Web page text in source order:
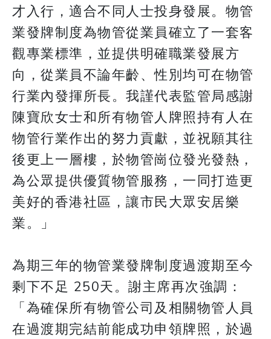
才入行，適合不同人士投身發展。物管
業發牌制度為物管從業員確立了一套客
觀專業標準，並提供明確職業發展方
向，從業員不論年齡、性別均可在物管
行業內發揮所長。我謹代表監管局感謝
陳寶欣女士和所有物管人牌照持有人在
物管行業作出的努力貢獻，並祝願其往
後更上一層樓，於物管崗位發光發熱，
為公眾提供優質物管服務，一同打造更
美好的香港社區，讓市民大眾安居樂
業。」
為期三年的物管業發牌制度過渡期至今
剩下不足 250天。謝主席再次強調：
「為確保所有物管公司及相關物管人員
在過渡期完結前能成功申領牌照，於過